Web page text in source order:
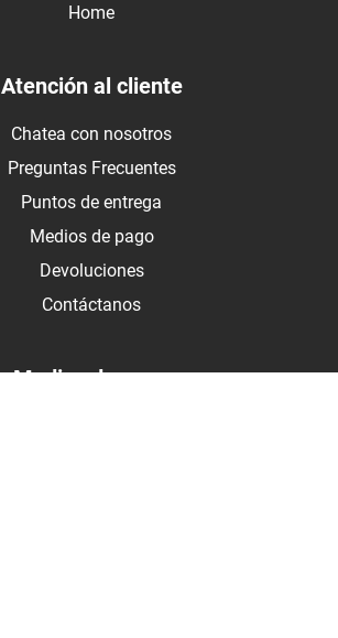
Home
Atención al cliente
Chatea con nosotros
Preguntas Frecuentes
Puntos de entrega
Medios de pago
Devoluciones
Contáctanos
Medios de pago